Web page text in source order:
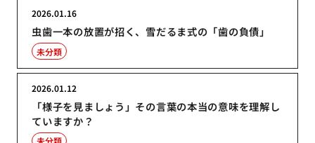
虫歯一本の放置が招く、雪だるま式の「歯の負債」
2026.01.16
未分類
「様子を見ましょう」その言葉の本当の意味を理解し
ていますか？
2026.01.12